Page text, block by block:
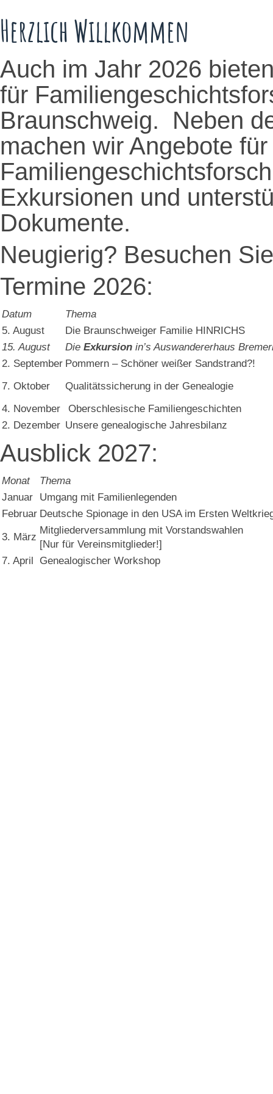
Herzlich Willkommen
Auch im Jahr 2026
für
Braunschweig. Neben
machen wir Angebote
Exkursionen und
Dokumente.
Neugierig? Besuchen
Termine 2026:
Datum
Thema
5. August
Die Braunschweiger Familie HINRICHS
15. August
Die Exkursion in’s Auswandererhaus
2. September Pommern – Schöner weißer Sandstrand?!
7. Oktober
Qualitätssicherung in der Genealogie
4. November
Oberschlesische Familiengeschichten
2. Dezember Unsere genealogische Jahresbilanz
Ausblick 2027:
Monat
Thema
Januar
Umgang mit Familienlegenden
Februar Deutsche Spionage in den USA im Ersten
3. März
Mitgliederversammlung mit Vorstandswahlen
[Nur für Vereinsmitglieder!]
7. April
Genealogischer Workshop